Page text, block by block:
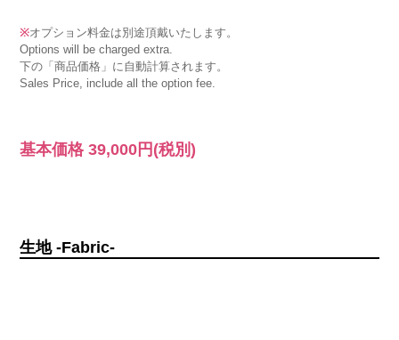
※オプション料金は別途頂戴いたします。
Options will be charged extra.
下の「商品価格」に自動計算されます。
Sales Price, include all the option fee.
基本価格39,000円 (税別)
生地 -Fabric-